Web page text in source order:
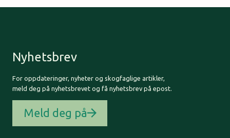
Nyhetsbrev
For oppdateringer, nyheter og skogfaglige artikler,
meld deg på nyhetsbrevet og få nyhetsbrev på epost.
Meld deg på